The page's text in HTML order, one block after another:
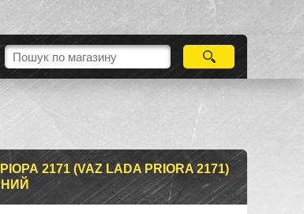
2171 (VAZ LADA PRIORA 2171)